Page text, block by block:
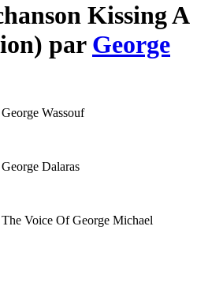
Kissing A
par George
Wassouf
Dalaras
Voice Of George Michael